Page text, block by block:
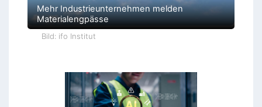
Mehr Industrieunternehmen melden
Materialengpässe
Bild: ifo Institut